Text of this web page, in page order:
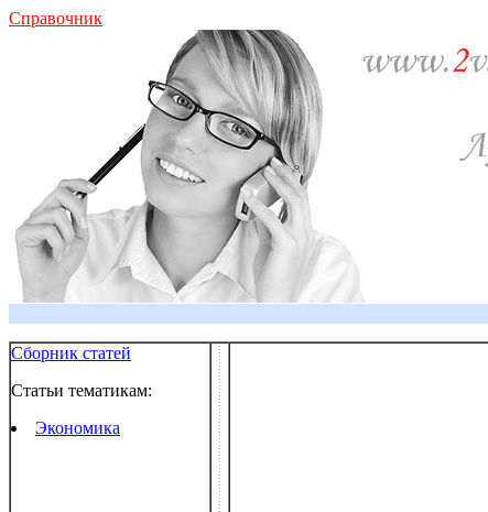
Справочник
Сборник статей
Статьи тематикам:
Экономика